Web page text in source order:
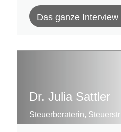
Das ganze Interview
Dr. Julia Sattler
Steuerberaterin,